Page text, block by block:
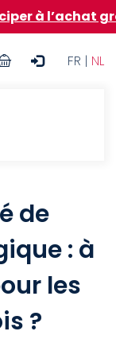
de
FR | NL
User
de
: à
les
?